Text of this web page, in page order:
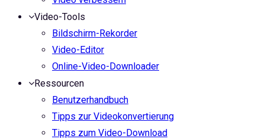
Video-Tools
Bildschirm-Rekorder
Video-Editor
Online-Video-Downloader
Ressourcen
Benutzerhandbuch
Tipps zur Videokonvertierung
Tipps zum Video-Download